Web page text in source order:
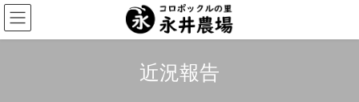
コ
ン
テ
ナ
ビ
ゲ
近況報告